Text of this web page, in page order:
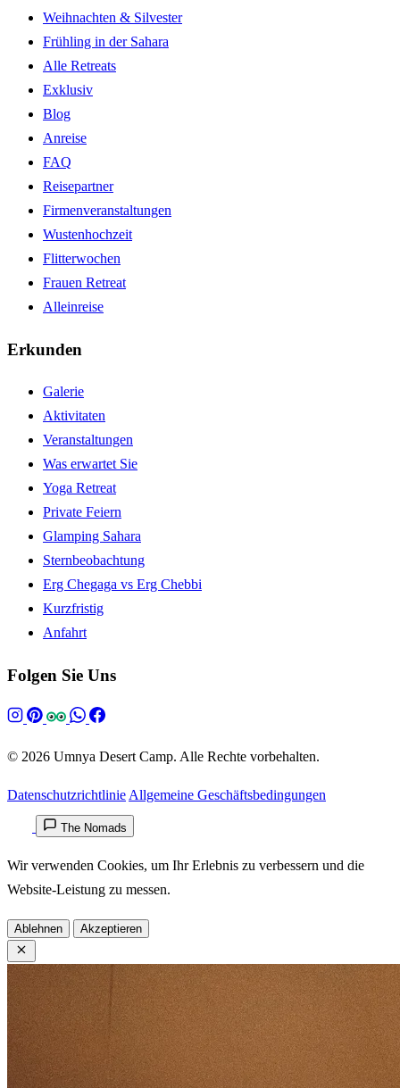
Weihnachten & Silvester
Frühling in der Sahara
Alle Retreats
Exklusiv
Blog
Anreise
FAQ
Reisepartner
Firmenveranstaltungen
Wustenhochzeit
Flitterwochen
Frauen Retreat
Alleinreise
Erkunden
Galerie
Aktivitaten
Veranstaltungen
Was erwartet Sie
Yoga Retreat
Private Feiern
Glamping Sahara
Sternbeobachtung
Erg Chegaga vs Erg Chebbi
Kurzfristig
Anfahrt
Folgen Sie Uns
© 2026 Umnya Desert Camp. Alle Rechte vorbehalten.
Datenschutzrichtlinie Allgemeine Geschäftsbedingungen
The Nomads
Wir verwenden Cookies, um Ihr Erlebnis zu verbessern und die
Website-Leistung zu messen.
Ablehnen Akzeptieren